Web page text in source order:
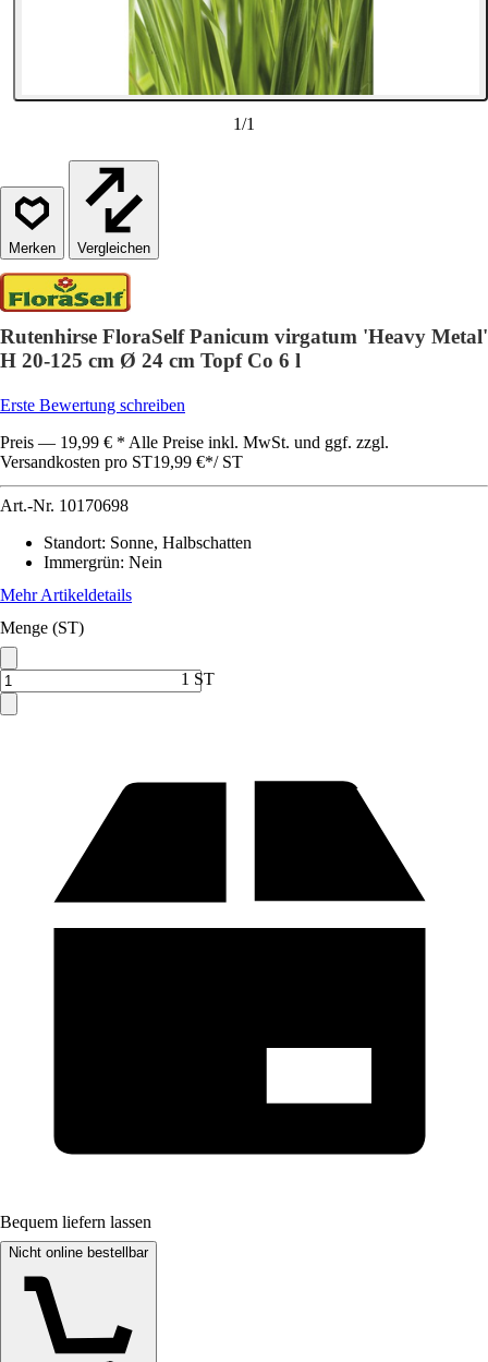
1/1
Vergleichen
Rutenhirse FloraSelf Panicum virgatum 'Heavy Metal'
H 20-125 cm Ø 24 cm Topf Co 6 l
Erste Bewertung schreiben
Preis — 19,99 € * Alle Preise inkl. MwSt. und ggf. zzgl.
Versandkosten pro ST19,99 €*/ ST
Art.-Nr. 10170698
Standort: Sonne, Halbschatten
Immergrün: Nein
Mehr Artikeldetails
Menge (ST)
1 ST
Bequem liefern lassen
Nicht online bestellbar